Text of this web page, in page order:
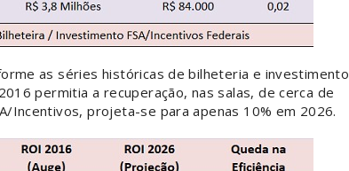
as séries históricas de bilheteria e investimento
permitia a recuperação, nas salas, de cerca de
Incentivos, projeta-se para apenas 10% em 2026.